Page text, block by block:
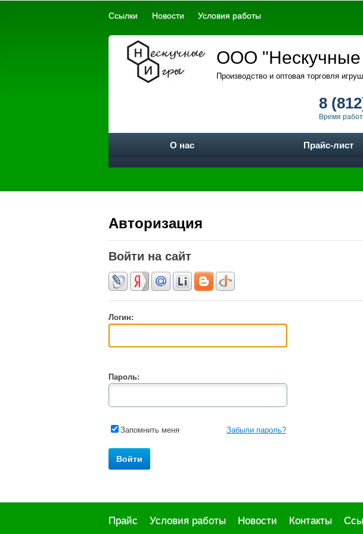
Ссылки Новости Условия работы
ООО "Нескучные
Производство и оптовая торговля
8
Время
О нас Прайс-лист
Авторизация
Войти на сайт
Логин:
Пароль:
Запомнить меня Забыли пароль?
Прайс Условия работы Новости Контакты